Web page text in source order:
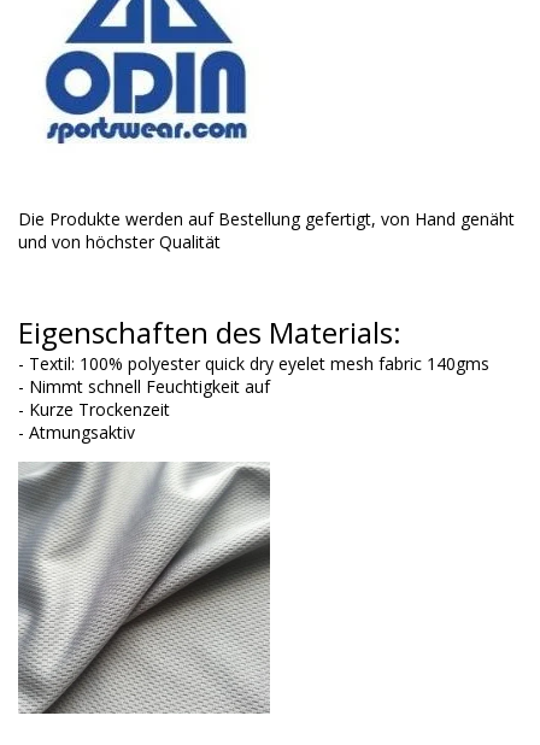
Die Produkte werden auf Bestellung gefertigt, von Hand genäht
und von höchster Qualität
Eigenschaften des Materials:
- Textil: 100% polyester quick dry eyelet mesh fabric 140gms
- Nimmt schnell Feuchtigkeit auf
- Kurze Trockenzeit
- Atmungsaktiv